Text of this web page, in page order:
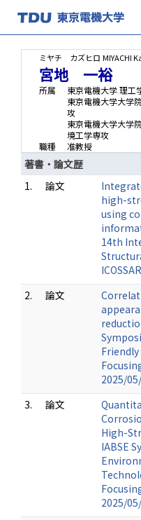
ミヤチ カズヒロ MIYACHI
宮地 一裕
所属
東京電機大学 理
東京電機大学大学
攻
東京電機大学大学
境工学専攻
職種
准教授
著書・論文歴
1.
論文
high-
using
14th
2.
論文
2025/
3.
論文
High-
IABSE
2025/